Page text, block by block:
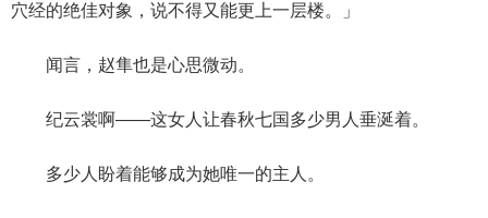
穴经的绝佳对象，说不得又能更上一层楼。」
闻言，赵隼也是心思微动。
纪云裳啊——这女人让春秋七国多少男人垂涎着。
多少人盼着能够成为她唯一的主人。